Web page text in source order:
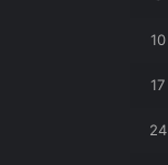
10
17
24